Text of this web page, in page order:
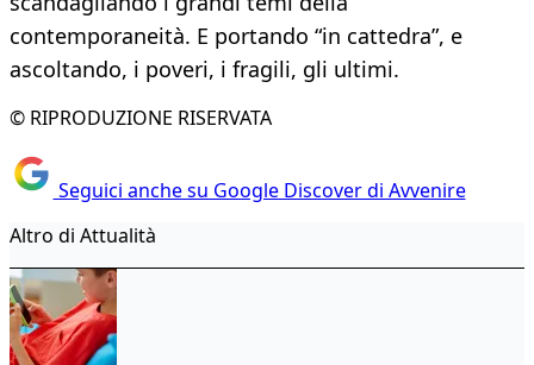
contemporaneità. E portando “in cattedra”, e
ascoltando, i poveri, i fragili, gli ultimi.
© RIPRODUZIONE RISERVATA
Seguici anche su Google Discover di Avvenire
Altro di Attualità